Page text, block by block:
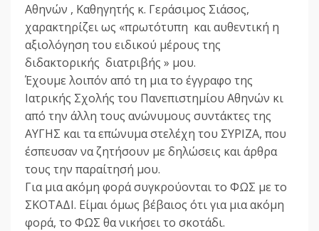
Αθηνών , Καθηγητής κ. Γεράσιμος Σιάσος,
χαρακτηρίζει ως «πρωτότυπη και αυθεντική η
αξιολόγηση του ειδικού μέρους της
διδακτορικής διατριβής » μου.
Έχουμε λοιπόν από τη μια το έγγραφο της
Ιατρικής Σχολής του Πανεπιστημίου Αθηνών κι
από την άλλη τους ανώνυμους συντάκτες της
ΑΥΓΗΣ και τα επώνυμα στελέχη του ΣΥΡΙΖΑ, που
έσπευσαν να ζητήσουν με δηλώσεις και άρθρα
τους την παραίτησή μου.
Για μια ακόμη φορά συγκρούονται το ΦΩΣ με το
ΣΚΟΤΑΔΙ. Είμαι όμως βέβαιος ότι για μια ακόμη
φορά, το ΦΩΣ θα νικήσει το σκοτάδι.